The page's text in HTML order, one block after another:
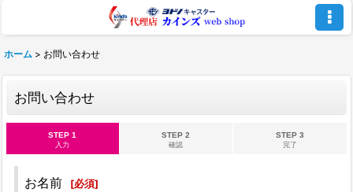
ホーム > お問い合わせ
お問い合わせ
STEP 1
入力
STEP 2
確認
STEP 3
完了
お名前 [必須]